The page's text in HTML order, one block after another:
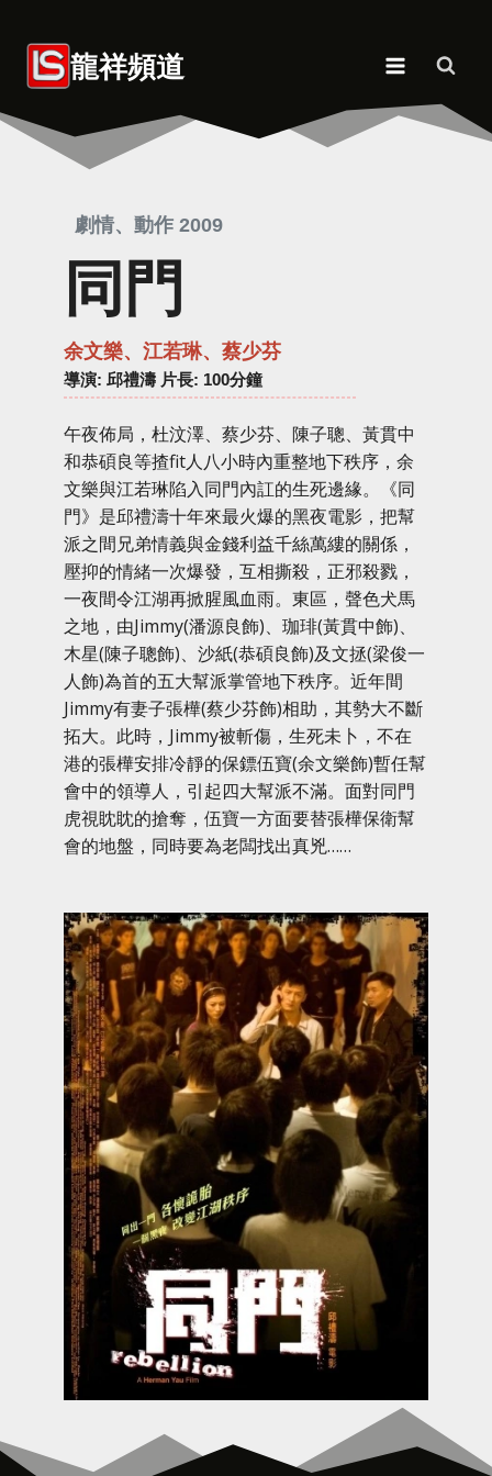
content 龍祥頻道
劇情、動作 2009
同門
余文樂、江若琳、蔡少芬
導演: 邱禮濤 片長: 100分鐘
午夜佈局，杜汶澤、蔡少芬、陳子聰、黃貫中
和恭碩良等揸fit人八小時內重整地下秩序，余
文樂與江若琳陷入同門內訌的生死邊緣。《同
門》是邱禮濤十年來最火爆的黑夜電影，把幫
派之間兄弟情義與金錢利益千絲萬縷的關係，
壓抑的情緒一次爆發，互相撕殺，正邪殺戮，
一夜間令江湖再掀腥風血雨。東區，聲色犬馬
之地，由Jimmy(潘源良飾)、珈琲(黃貫中飾)、
木星(陳子聰飾)、沙紙(恭碩良飾)及文拯(梁俊一
人飾)為首的五大幫派掌管地下秩序。近年間
Jimmy有妻子張樺(蔡少芬飾)相助，其勢大不斷
拓大。此時，Jimmy被斬傷，生死未卜，不在
港的張樺安排冷靜的保鏢伍寶(余文樂飾)暫任幫
會中的領導人，引起四大幫派不滿。面對同門
虎視眈眈的搶奪，伍寶一方面要替張樺保衛幫
會的地盤，同時要為老闆找出真兇……